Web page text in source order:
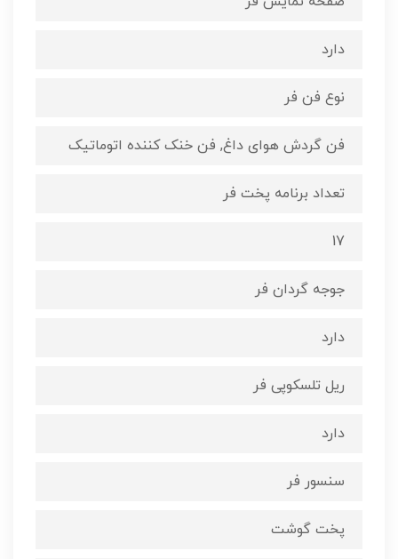
دارد
نوع فن فر
فن گردش هوای داغ, فن خنک کننده اتوماتیک
تعداد برنامه پخت فر
17
جوجه گردان فر
دارد
ریل تلسکوپی فر
دارد
سنسور فر
پخت گوشت